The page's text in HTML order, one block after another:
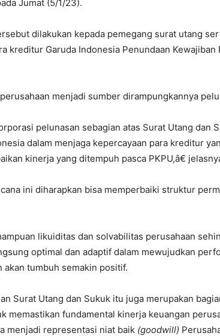
Jumat (5/1/23).
dilakukan kepada pemegang surat utang
kreditur Garuda Indonesia Penundaan Kewajiban
menjadi sumber dirampungkannya
pelunasan sebagian atas Surat Utang dan
dalam menjaga kepercayaan para kreditur
kinerja yang ditempuh pasca PKPU,â€
ini diharapkan bisa memperbaiki struktur
likuiditas dan solvabilitas perusahaan
optimal dan adaptif dalam mewujudkan
akan tumbuh semakin positif.
Surat Utang dan Sukuk itu juga merupakan
memastikan fundamental kinerja keuangan
menjadi representasi niat baik (goodwill)